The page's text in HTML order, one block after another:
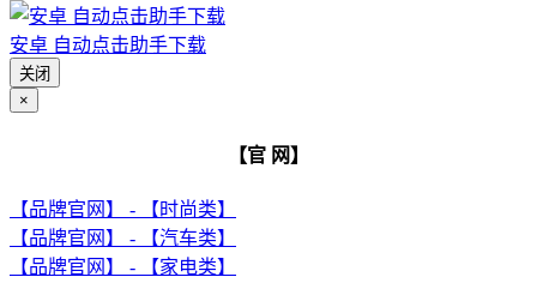
安卓 自动点击助手下载
关闭
×
【官 网】
【品牌官网】 - 【时尚类】
【品牌官网】 - 【汽车类】
【品牌官网】 - 【家电类】